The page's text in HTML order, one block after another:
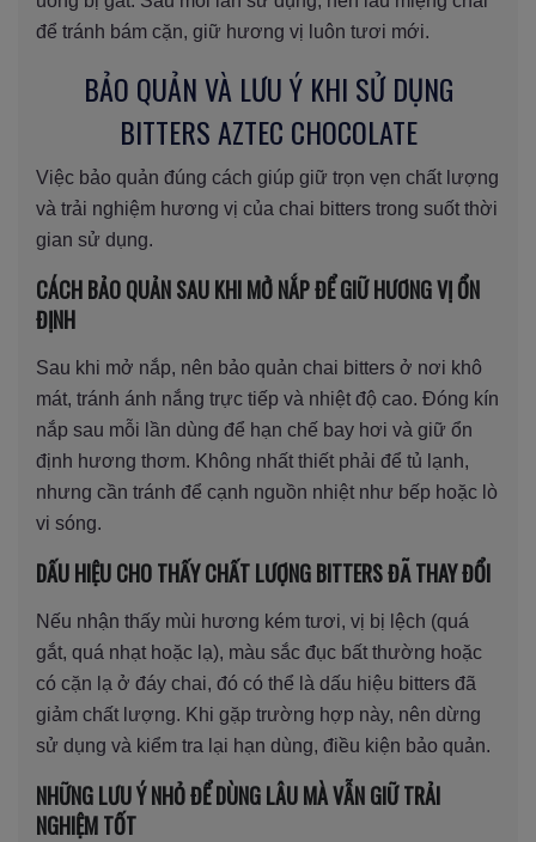
để tránh bám cặn, giữ hương vị luôn tươi mới.
BẢO QUẢN VÀ LƯU Ý KHI SỬ DỤNG
BITTERS AZTEC CHOCOLATE
Việc bảo quản đúng cách giúp giữ trọn vẹn chất lượng
và trải nghiệm hương vị của chai bitters trong suốt thời
gian sử dụng.
CÁCH BẢO QUẢN SAU KHI MỞ NẮP ĐỂ GIỮ HƯƠNG VỊ ỔN
ĐỊNH
Sau khi mở nắp, nên bảo quản chai bitters ở nơi khô
mát, tránh ánh nắng trực tiếp và nhiệt độ cao. Đóng kín
nắp sau mỗi lần dùng để hạn chế bay hơi và giữ ổn
định hương thơm. Không nhất thiết phải để tủ lạnh,
nhưng cần tránh để cạnh nguồn nhiệt như bếp hoặc lò
vi sóng.
DẤU HIỆU CHO THẤY CHẤT LƯỢNG BITTERS ĐÃ THAY ĐỔI
Nếu nhận thấy mùi hương kém tươi, vị bị lệch (quá
gắt, quá nhạt hoặc lạ), màu sắc đục bất thường hoặc
có cặn lạ ở đáy chai, đó có thể là dấu hiệu bitters đã
giảm chất lượng. Khi gặp trường hợp này, nên dừng
sử dụng và kiểm tra lại hạn dùng, điều kiện bảo quản.
NHỮNG LƯU Ý NHỎ ĐỂ DÙNG LÂU MÀ VẪN GIỮ TRẢI
NGHIỆM TỐT